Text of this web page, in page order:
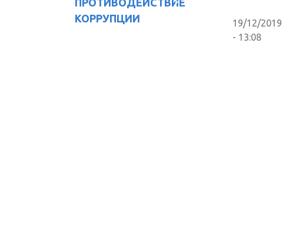
КОРРУПЦИИ
19/12/2019
- 13:08